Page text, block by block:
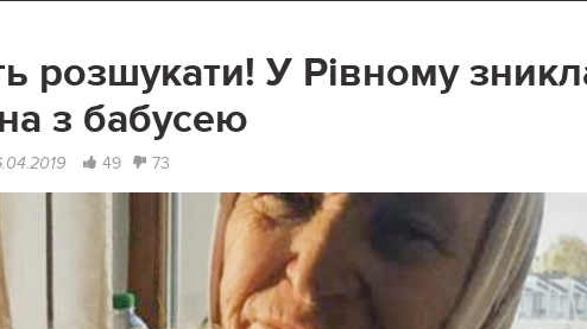
розшукати! У Рівному
з бабусею
49 73